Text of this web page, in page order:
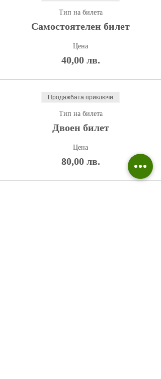
Тип на билета
Самостоятелен билет
Цена
40,00 лв.
Продажбата приключи
Тип на билета
Двоен билет
Цена
80,00 лв.